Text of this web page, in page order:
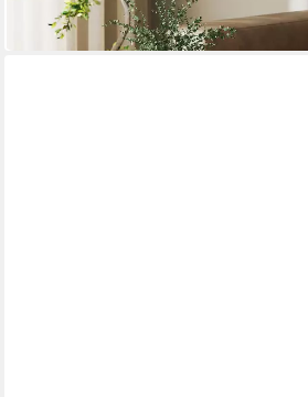
in 3-4 Werktagen bei dir